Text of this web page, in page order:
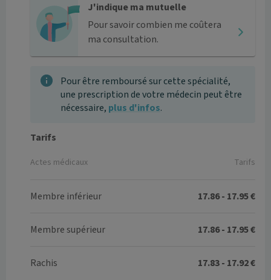
J'indique ma mutuelle
Pour savoir combien me coûtera
ma consultation.
Pour être remboursé sur cette spécialité,
une prescription de votre médecin peut être
nécessaire, plus d'infos.
Tarifs
Actes médicaux Tarifs
Membre inférieur 17.86 - 17.95 €
Membre supérieur 17.86 - 17.95 €
Rachis 17.83 - 17.92 €